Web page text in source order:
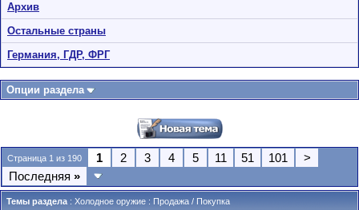
Архив
Остальные страны
Германия, ГДР, ФРГ
Опции раздела
Страница 1 из 190 1 2 3 4 5 11 51 101
>
Последняя »
Темы раздела : Холодное оружие : Продажа / Покупка